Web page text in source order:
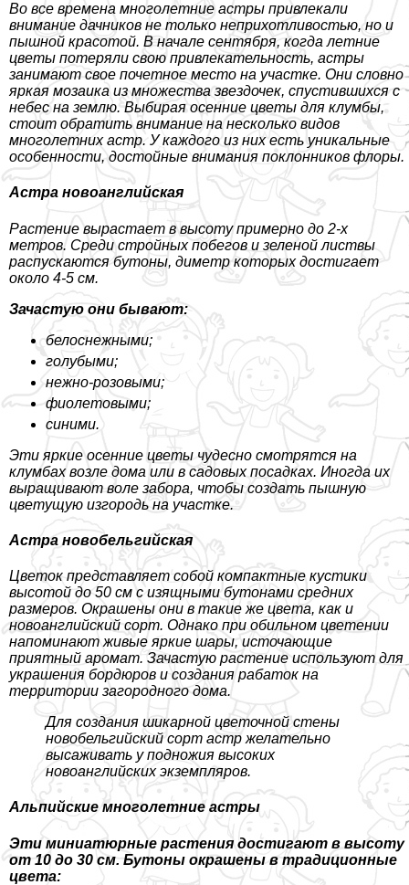
Во все времена многолетние астры привлекали
внимание дачников не только неприхотливостью, но и
пышной красотой. В начале сентября, когда летние
цветы потеряли свою привлекательность, астры
занимают свое почетное место на участке. Они словно
яркая мозаика из множества звездочек, спустившихся с
небес на землю. Выбирая осенние цветы для клумбы,
стоит обратить внимание на несколько видов
многолетних астр. У каждого из них есть уникальные
особенности, достойные внимания поклонников флоры.
Астра новоанглийская
Растение вырастает в высоту примерно до 2-х
метров. Среди стройных побегов и зеленой листвы
распускаются бутоны, диметр которых достигает
около 4-5 см.
Зачастую они бывают:
белоснежными;
гoлyбыми;
нежно-розовыми;
фиолетовыми;
синими.
Эти яркие осенние цветы чудесно смотрятся на
клумбах возле дома или в садовых посадках. Иногда их
выращивают воле забора, чтобы создать пышную
цветущую изгородь на участке.
Астра новобельгийская
Цветок представляет собой компактные кустики
высотой до 50 см с изящными бутонами средних
размеров. Окрашены они в такие же цвета, как и
новоанглийский сорт. Однако при обильном цветении
напоминают живые яркие шары, источающие
приятный аромат. Зачастую растение используют для
украшения бордюров и создания paбаток на
территории загородного дома.
Для создания шикарной цветочной стены
новобельгийский сорт астр желательно
высаживать у подножия высоких
новоанглийских экземпляров.
Альпийские многолетние астры
Эти миниатюрные растения достигают в высоту
от 10 до 30 см. Бутоны окрашены в традиционные
цвета: